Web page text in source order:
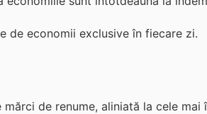
de economii exclusive în fiecare zi.
de renume, aliniată la cele